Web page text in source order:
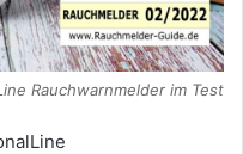
Rauchwarnmelder im Test